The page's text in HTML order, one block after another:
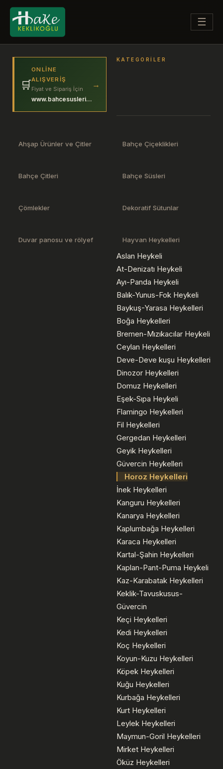
☰
🛒
ONLINE
ALIŞVERIŞ
Fiyat ve Sipariş İçin
www.bahcesuslerim.com
→
KATEGORILER
Ahşap Ürünler ve Çitler Bahçe Çiçeklikleri
Bahçe Çitleri Bahçe Süsleri
Çömlekler Dekoratif Sütunlar
Duvar panosu ve rölyef Hayvan Heykelleri
Aslan Heykeli
At-Denizatı Heykeli
Ayı-Panda Heykeli
Balık-Yunus-Fok Heykeli
Baykuş-Yarasa Heykelleri
Boğa Heykelleri
Bremen-Mızıkacılar Heykeli
Ceylan Heykelleri
Deve-Deve kuşu Heykelleri
Dinozor Heykelleri
Domuz Heykelleri
Eşek-Sıpa Heykeli
Flamingo Heykelleri
Fil Heykelleri
Gergedan Heykelleri
Geyik Heykelleri
Güvercin Heykelleri
Horoz Heykelleri
İnek Heykelleri
Kanguru Heykelleri
Kanarya Heykelleri
Kaplumbağa Heykelleri
Karaca Heykelleri
Kartal-Şahin Heykelleri
Kaplan-Pant-Puma Heykeli
Kaz-Karabatak Heykelleri
Keklik-Tavuskusus-
Güvercin
Keçi Heykelleri
Kedi Heykelleri
Koç Heykelleri
Koyun-Kuzu Heykelleri
Köpek Heykelleri
Kuğu Heykelleri
Kurbağa Heykelleri
Kurt Heykelleri
Leylek Heykelleri
Maymun-Goril Heykelleri
Mirket Heykelleri
Öküz Heykelleri